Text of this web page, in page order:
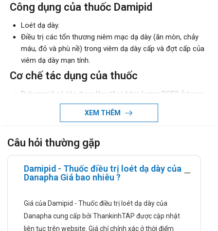
Công dụng của thuốc Damipid
Loét dạ dày.
Điều trị các tổn thương niêm mạc dạ dày (ăn mòn, chảy
máu, đỏ và phù nề) trong viêm dạ dày cấp và đợt cấp của
viêm dạ dày mạn tính.
Cơ chế tác dụng của thuốc
Rebamipid có tác dụng làm tăng hàm lượng PGE2 ở trong
niêm mạc dạ dày, giúp bảo vệ khỏi những tổn thương do
ethanol hay các chất axit mạnh hoặc bazơ mạnh.
bằng cách thúc đẩy sự hoạt động enzyme nhằm tổng hợp
lượng máu đến niêm mạc dạ dày sau khi bị tổn thương.
Hướng dẫn sử dụng
Liều dùng và cách dùng:
Liều dùng:
XEM THÊM
Câu hỏi thường gặp
Damipid - Thuốc điều trị loét dạ dày của
Danapha Giá bao nhiêu ?
Giá của Damipid - Thuốc điều trị loét dạ dày của
Danapha cung cấp bởi ThankinhTAP được cập nhật
liên tục trên website. Giá chỉ chỉnh xác ở thời điểm